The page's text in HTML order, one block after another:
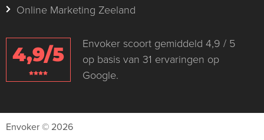
Online Marketing Zeeland
4,9/5
Envoker scoort gemiddeld 4,9 / 5
op basis van 31 ervaringen op
Google.
Envoker © 2026